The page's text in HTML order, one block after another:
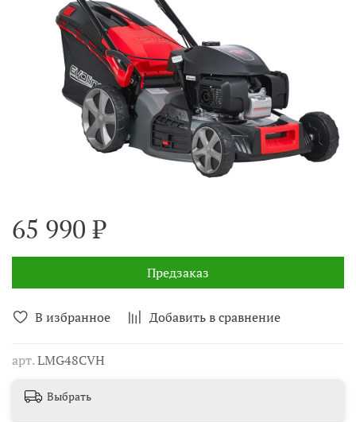
В избранное Добавить в сравнение
арт.LMG48CVH
65 990 ₽
Предзаказ
Выбрать